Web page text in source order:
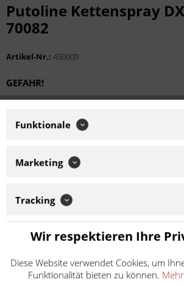
Putoline Kettenspray
70082
Artikel-Nr.: 450009
GEFAHR!
Enthält: Pentan
EUH066:
Wiederholter Kontakt kann zu
Haut führen.EUH208:
Kann allergische
Behälter steht unter Druck: kann bei
H336:Kann Schläfrigkeit und
Funktionale
Marketing
Tracking
Wir respektieren Ihre
Diese Website verwendet Cookies, um
Funktionalität bieten zu können.